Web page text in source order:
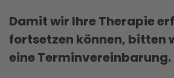
Damit wir Ihre Therapie
fortsetzen können, bitten
eine Terminvereinbarung.